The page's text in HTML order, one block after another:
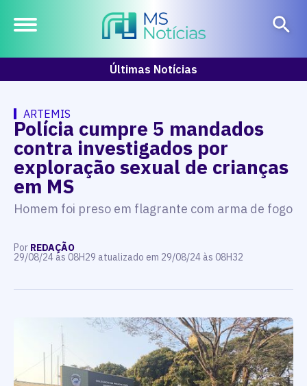
Últimas Notícias
ARTEMIS
Polícia cumpre 5 mandados
contra investigados por
exploração sexual de crianças
em MS
Homem foi preso em flagrante com arma de fogo
Por REDAÇÃO
29/08/24 às 08H29 atualizado em 29/08/24 às 08H32